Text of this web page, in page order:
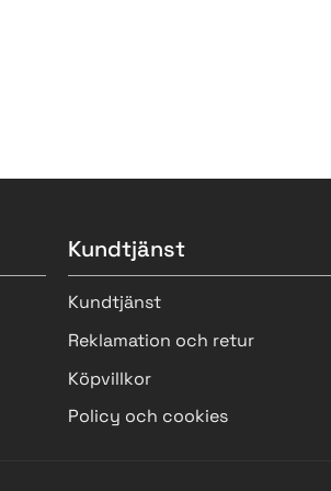
Kundtjänst
Kundtjänst
Reklamation och retur
Köpvillkor
Policy och cookies